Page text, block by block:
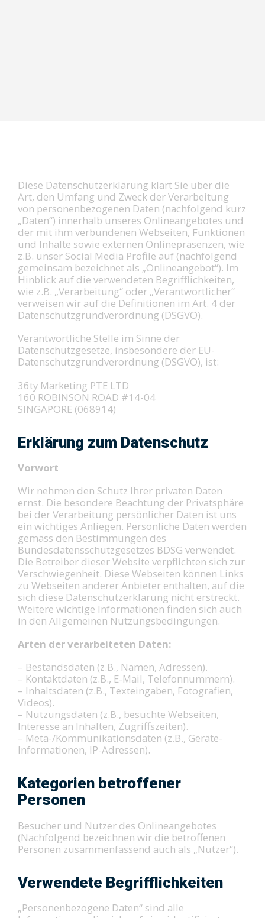
Diese Datenschutzerklärung klärt Sie über die
Art, den Umfang und Zweck der Verarbeitung
von personenbezogenen Daten (nachfolgend kurz
„Daten“) innerhalb unseres Onlineangebotes und
der mit ihm verbundenen Webseiten, Funktionen
und Inhalte sowie externen Onlinepräsenzen, wie
z.B. unser Social Media Profile auf (nachfolgend
gemeinsam bezeichnet als „Onlineangebot“). Im
Hinblick auf die verwendeten Begrifflichkeiten,
wie z.B. „Verarbeitung“ oder „Verantwortlicher“
verweisen wir auf die Definitionen im Art. 4 der
Datenschutzgrundverordnung (DSGVO).
Verantwortliche Stelle im Sinne der
Datenschutzgesetze, insbesondere der EU-
Datenschutzgrundverordnung (DSGVO), ist:
36ty Marketing PTE LTD
160 ROBINSON ROAD #14-04
SINGAPORE (068914)
Erklärung zum Datenschutz
Vorwort
Wir nehmen den Schutz Ihrer privaten Daten
ernst. Die besondere Beachtung der Privatsphäre
bei der Verarbeitung persönlicher Daten ist uns
ein wichtiges Anliegen. Persönliche Daten werden
gemäss den Bestimmungen des
Bundesdatensschutzgesetzes BDSG verwendet.
Die Betreiber dieser Website verpflichten sich zur
Verschwiegenheit. Diese Webseiten können Links
zu Webseiten anderer Anbieter enthalten, auf die
sich diese Datenschutzerklärung nicht erstreckt.
Weitere wichtige Informationen finden sich auch
in den Allgemeinen Nutzungsbedingungen.
Arten der verarbeiteten Daten:
– Bestandsdaten (z.B., Namen, Adressen).
– Kontaktdaten (z.B., E-Mail, Telefonnummern).
– Inhaltsdaten (z.B., Texteingaben, Fotografien,
Videos).
– Nutzungsdaten (z.B., besuchte Webseiten,
Interesse an Inhalten, Zugriffszeiten).
– Meta-/Kommunikationsdaten (z.B., Geräte-
Informationen, IP-Adressen).
Kategorien betroffener
Personen
Besucher und Nutzer des Onlineangebotes
(Nachfolgend bezeichnen wir die betroffenen
Personen zusammenfassend auch als „Nutzer“).
Verwendete Begrifflichkeiten
„Personenbezogene Daten“ sind alle